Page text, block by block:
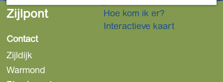
Hoe kom ik er?
Interactieve kaart
Zijlpont
Contact
Zijldijk
Warmond